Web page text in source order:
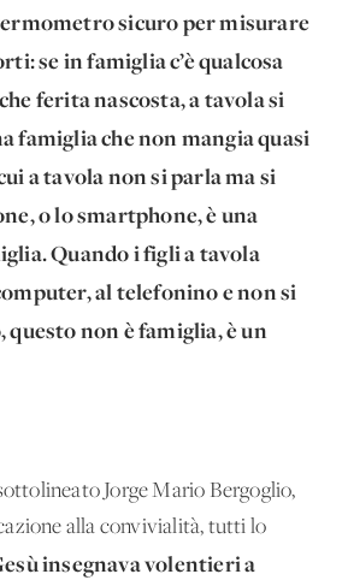
sicuro per misurare
se in famiglia c’è qualcosa
ferita nascosta, a tavola si
famiglia che non mangia quasi
a tavola non si parla ma si
o lo smartphone, è una
Quando i figli a tavola
al telefonino e non si
non è famiglia, è un
Jorge Mario Bergoglio,
alla convivialità, tutti lo
insegnava volentieri a